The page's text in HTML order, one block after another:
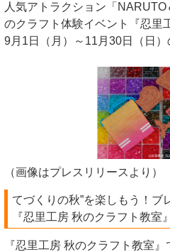
人気アトラクション「
のクラフト体験イベント『忍里
9月1日（月）～11月30日（日）
（画像はプレスリリースより）
てづくりの秋”を楽しもう！ブ
『忍里工房 秋のクラフト教室』
『忍里工房 秋のクラフト教室